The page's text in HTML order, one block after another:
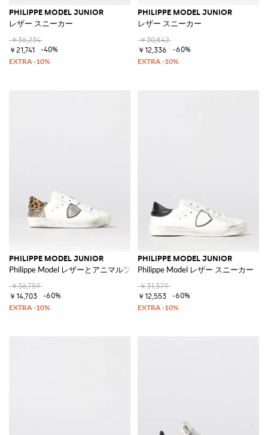
PHILIPPE MODEL JUNIOR
レザー スニーカー
￥36,234
￥21,741
-40%
PHILIPPE MODEL JUNIOR
レザー スニーカー
￥30,842
￥12,336
-60%
PHILIPPE MODEL JUNIOR
Philippe Model レザーとアニマルプリント ポニーヘア スニーカー
￥36,759
￥14,703
-60%
PHILIPPE MODEL JUNIOR
Philippe Model レザー スニーカー
￥31,379
￥12,553
-60%